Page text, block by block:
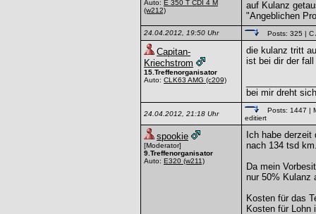
Auto: E 350 T CDI 4 M
(w212)
auf Kulanz
"Angeblichen
24.04.2012, 19:50 Uhr Posts: 325 | C
Capitan-
Kriechstrom
15.Treffenorganisator
Auto: CLK63 AMG (c209)
die kulanz tritt
ist bei dir der
bei mir dreht
24.04.2012, 21:18 Uhr Posts: 1447 |
editiert
spookie
[Moderator]
9.Treffenorganisator
Auto: E320 (w211)
Ich habe
nach 134 tsd
Da mein
nur 50% Kulanz
Kosten für das
Kosten für Lohn